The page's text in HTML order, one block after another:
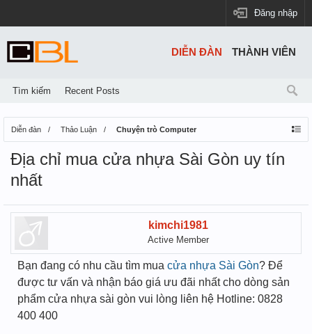
Đăng nhập
Diễn đàn Thảo Luận Chuyện trò Computer
Địa chỉ mua cửa nhựa Sài Gòn uy tín
nhất
kimchi1981
Active Member
Bạn đang có nhu cầu tìm mua cửa nhựa Sài Gòn? Để
được tư vấn và nhận báo giá ưu đãi nhất cho dòng sản
phẩm cửa nhựa sài gòn vui lòng liên hệ Hotline: 0828
400 400
DIỄN ĐÀN
Tìm kiếm Recent Posts
THÀNH VIÊN